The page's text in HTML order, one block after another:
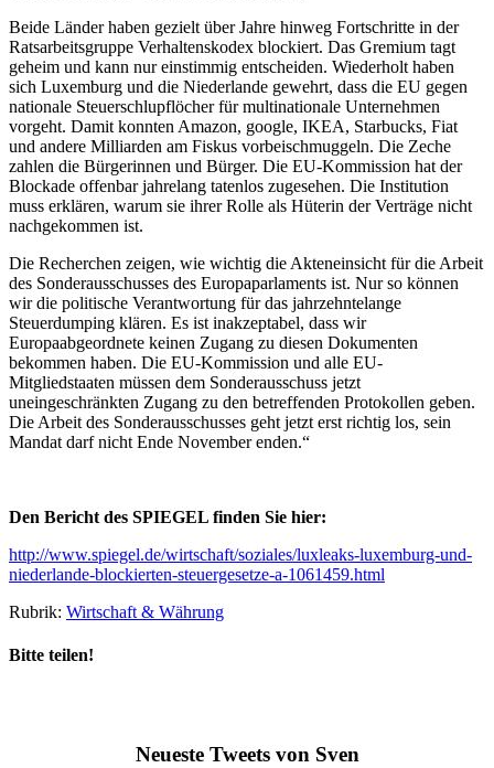
Beide Länder haben gezielt über Jahre hinweg Fortschritte in der
Ratsarbeitsgruppe Verhaltenskodex blockiert. Das Gremium tagt
geheim und kann nur einstimmig entscheiden. Wiederholt haben
sich Luxemburg und die Niederlande gewehrt, dass die EU gegen
nationale Steuerschlupflöcher für multinationale Unternehmen
vorgeht. Damit konnten Amazon, google, IKEA, Starbucks, Fiat
und andere Milliarden am Fiskus vorbeischmuggeln. Die Zeche
zahlen die Bürgerinnen und Bürger. Die EU-Kommission hat der
Blockade offenbar jahrelang tatenlos zugesehen. Die Institution
muss erklären, warum sie ihrer Rolle als Hüterin der Verträge nicht
nachgekommen ist.
Die Recherchen zeigen, wie wichtig die Akteneinsicht für die Arbeit
des Sonderausschusses des Europaparlaments ist. Nur so können
wir die politische Verantwortung für das jahrzehntelange
Steuerdumping klären. Es ist inakzeptabel, dass wir
Europaabgeordnete keinen Zugang zu diesen Dokumenten
bekommen haben. Die EU-Kommission und alle EU-
Mitgliedstaaten müssen dem Sonderausschuss jetzt
uneingeschränkten Zugang zu den betreffenden Protokollen geben.
Die Arbeit des Sonderausschusses geht jetzt erst richtig los, sein
Mandat darf nicht Ende November enden.“
Den Bericht des SPIEGEL finden Sie hier:
http://www.spiegel.de/wirtschaft/soziales/luxleaks-luxemburg-und-
niederlande-blockierten-steuergesetze-a-1061459.html
Rubrik: Wirtschaft & Währung
Bitte teilen!
Neueste Tweets von Sven